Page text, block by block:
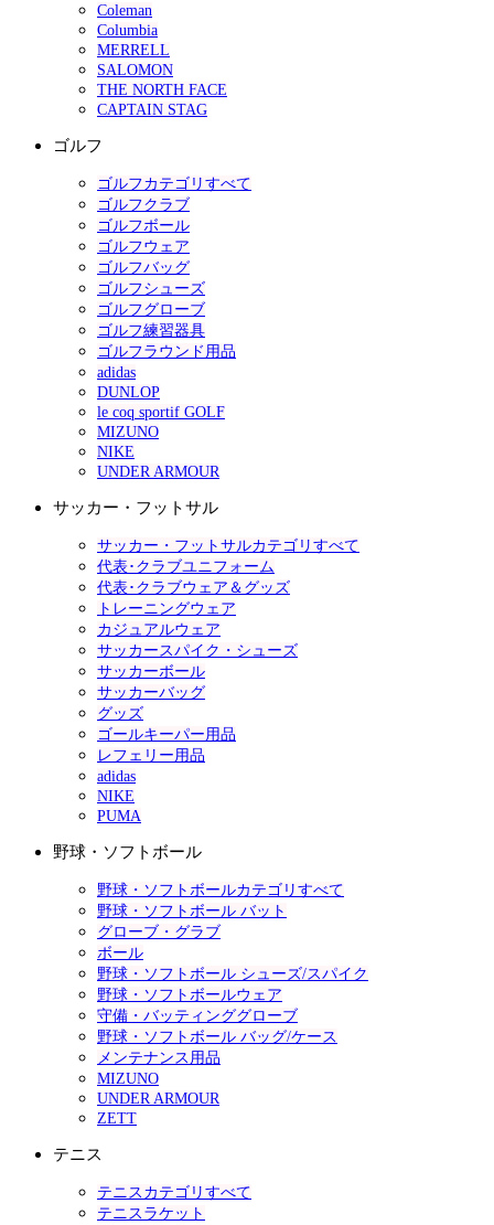
Coleman
Columbia
MERRELL
SALOMON
THE NORTH FACE
CAPTAIN STAG
ゴルフ
ゴルフカテゴリすべて
ゴルフクラブ
ゴルフボール
ゴルフウェア
ゴルフバッグ
ゴルフシューズ
ゴルフグローブ
ゴルフ練習器具
ゴルフラウンド用品
adidas
DUNLOP
le coq sportif GOLF
MIZUNO
NIKE
UNDER ARMOUR
サッカー・フットサル
サッカー・フットサルカテゴリすべて
代表･クラブユニフォーム
代表･クラブウェア＆グッズ
トレーニングウェア
カジュアルウェア
サッカースパイク・シューズ
サッカーボール
サッカーバッグ
グッズ
ゴールキーパー用品
レフェリー用品
adidas
NIKE
PUMA
野球・ソフトボール
野球・ソフトボールカテゴリすべて
野球・ソフトボール バット
グローブ・グラブ
ボール
野球・ソフトボール シューズ/スパイク
野球・ソフトボールウェア
守備・バッティンググローブ
野球・ソフトボール バッグ/ケース
メンテナンス用品
MIZUNO
UNDER ARMOUR
ZETT
テニス
テニスカテゴリすべて
テニスラケット